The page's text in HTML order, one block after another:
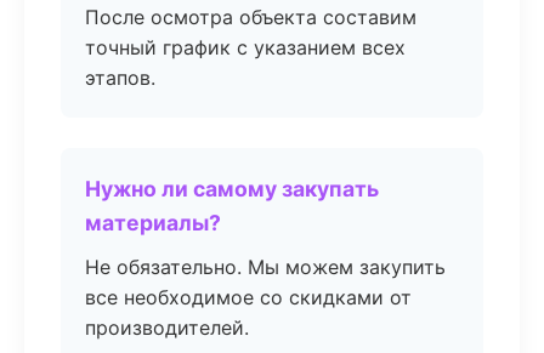
После осмотра объекта составим
точный график с указанием всех
этапов.
Нужно ли самому закупать
материалы?
Не обязательно. Мы можем закупить
все необходимое со скидками от
производителей.